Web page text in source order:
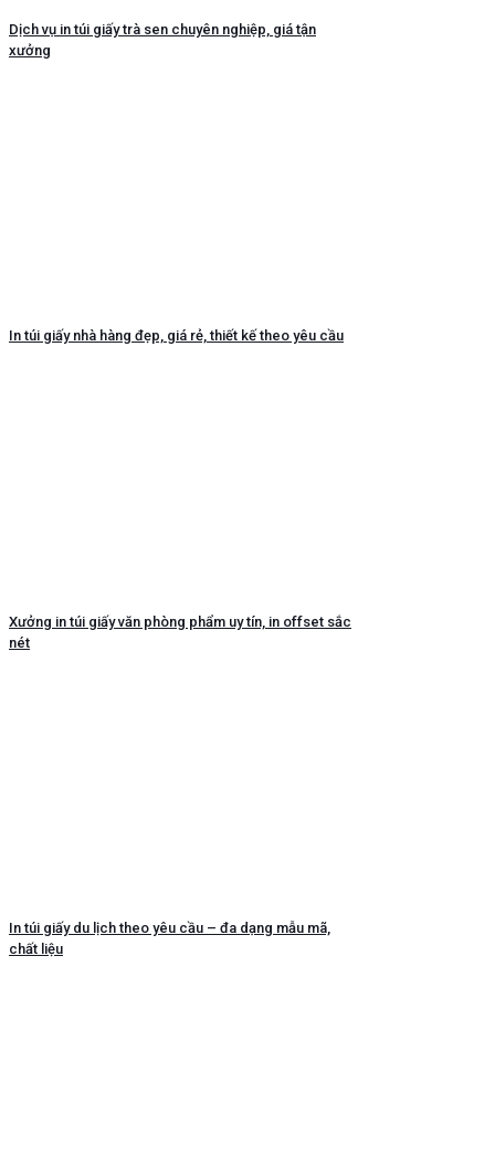
Dịch vụ in túi giấy trà sen chuyên nghiệp, giá tận
xưởng
In túi giấy nhà hàng đẹp, giá rẻ, thiết kế theo yêu cầu
Xưởng in túi giấy văn phòng phẩm uy tín, in offset sắc
nét
In túi giấy du lịch theo yêu cầu – đa dạng mẫu mã,
chất liệu